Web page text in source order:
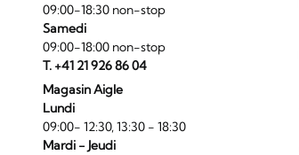
09:00-18:30 non-stop
Samedi
09:00-18:00 non-stop
T. +41 21 926 86 04
Magasin Aigle
Lundi
09:00- 12:30, 13:30 - 18:30
Mardi - Jeudi